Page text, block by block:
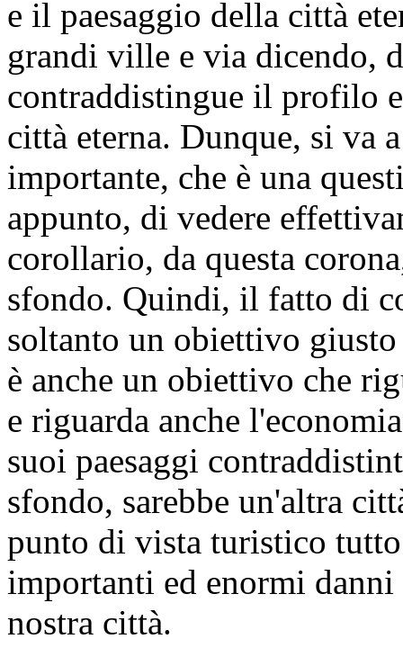
e il paesaggio della città
grandi ville e via dicendo,
contraddistingue il profilo
città eterna. Dunque, si va
importante, che è una
appunto, di vedere
corollario, da questa
sfondo. Quindi, il fatto di
soltanto un obiettivo
è anche un obiettivo che
e riguarda anche
suoi paesaggi
sfondo, sarebbe un'altra
punto di vista turistico
importanti ed enormi
nostra città.